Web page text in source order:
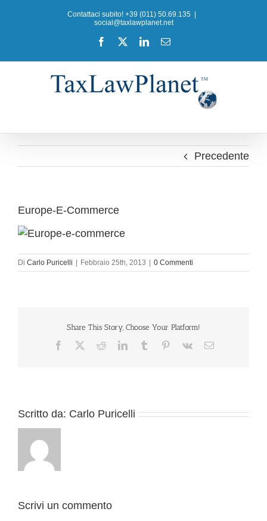
Contattaci subito! +39 (011) 50.69.135
social@taxlawplanet.net
Facebook LinkedInEmail
Precedente
Europe-E-Commerce
Di Carlo Puricelli Febbraio 25th, 2013 0 Commenti
Share This Story, Choose Your Platform!
Facebook RedditLinkedInTumblr Pinterest
Vk Email
Scritto da: Carlo Puricelli
Scrivi un commento